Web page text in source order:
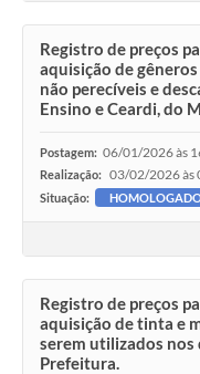
Registro de preços
aquisição de
não perecíveis e
Ensino e Ceardi, do
Postagem: 06/01/2026 às
Realização: 03/02/2026 às
Situação:
Registro de preços
aquisição de tinta e
serem utilizados nos
Prefeitura.